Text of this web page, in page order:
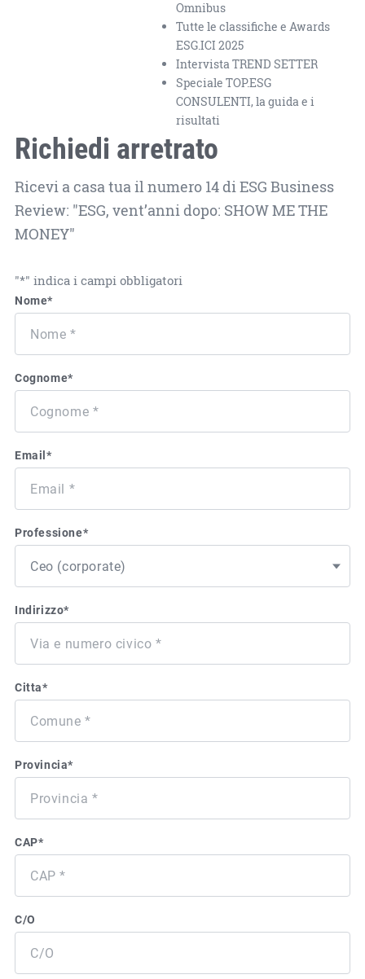
Omnibus
Tutte le classifiche e Awards
ESG.ICI 2025
Intervista TREND SETTER
Speciale TOP.ESG
CONSULENTI, la guida e i
risultati
Richiedi arretrato
Ricevi a casa tua il numero 14 di ESG Business
Review: "ESG, vent’anni dopo: SHOW ME THE
MONEY"
"*" indica i campi obbligatori
Nome*
Cognome*
Email*
Professione*
Indirizzo*
Citta*
Provincia*
CAP*
C/O